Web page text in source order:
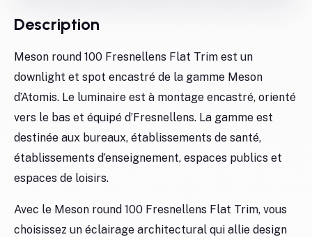
Description
Meson round 100 Fresnellens Flat Trim est un
downlight et spot encastré de la gamme Meson
d’Atomis. Le luminaire est à montage encastré, orienté
vers le bas et équipé d’Fresnellens. La gamme est
destinée aux bureaux, établissements de santé,
établissements d’enseignement, espaces publics et
espaces de loisirs.
Avec le Meson round 100 Fresnellens Flat Trim, vous
choisissez un éclairage architectural qui allie design